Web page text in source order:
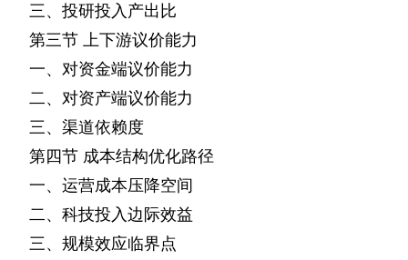
三、投研投入产出比
第三节
上下游议价能力
一、对资金端议价能力
二、对资产端议价能力
三、渠道依赖度
第四节 成本结构优化路径
一、运营成本压降空间
二、科技投入边际效益
三、规模效应临界点